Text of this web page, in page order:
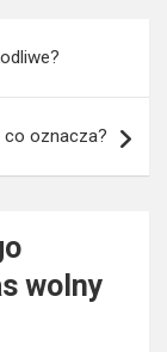
co oznacza?
wolny